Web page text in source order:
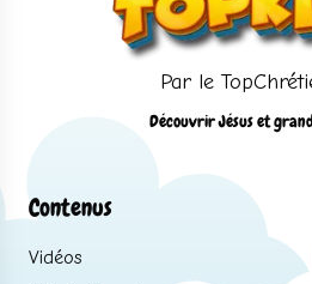
Par le
Découvrir Jésus et
Contenus
Vidéos